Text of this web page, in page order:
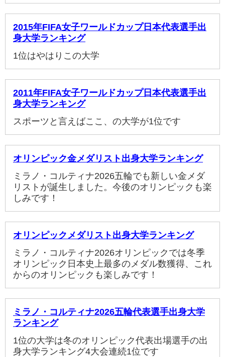
2015年FIFA女子ワールドカップ日本代表選手出
身大学ランキング
1位はやはりこの大学
2011年FIFA女子ワールドカップ日本代表選手出
身大学ランキング
スポーツと言えばここ、の大学が1位です
オリンピック金メダリスト出身大学ランキング
ミラノ・コルティナ2026五輪でも新しい金メダ
リストが誕生しました。今後のオリンピックも楽
しみです！
オリンピックメダリスト出身大学ランキング
ミラノ・コルティナ2026オリンピックでは冬季
オリンピック日本史上最多のメダル数獲得、これ
からのオリンピックも楽しみです！
ミラノ・コルティナ2026五輪代表選手出身大学
ランキング
1位の大学は冬のオリンピック代表出場選手の出
身大学ランキング4大会連続1位です